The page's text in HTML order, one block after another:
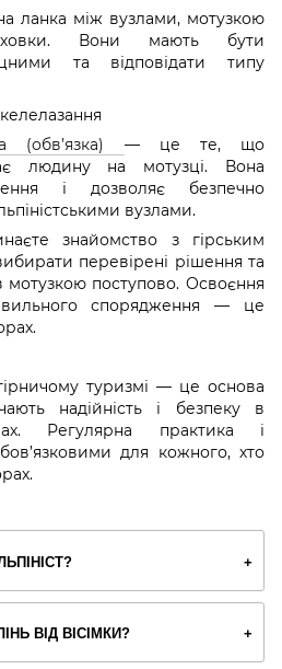
ланка між вузлами, мотузкою
Вони мають бути
та відповідати типу
(обв’язка) — це те, що
людину на мотузці. Вона
і дозволяє безпечно
вузлами.
знайомство з гірським
перевірені рішення та
мотузкою поступово. Освоєння
спорядження — це
туризмі — це основа
надійність і безпеку в
Регулярна практика і
для кожного, хто
ВІД ВІСІМКИ?